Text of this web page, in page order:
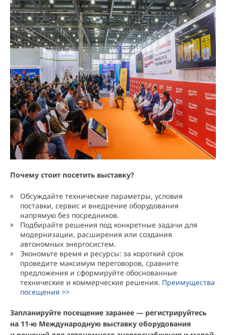
Почему стоит посетить выставку?
Обсуждайте технические параметры, условия
поставки, сервис и внедрение оборудования
напрямую без посредников.
Подбирайте решения под конкретные задачи для
модернизации, расширения или создания
автономных энергосистем.
Экономьте время и ресурсы: за короткий срок
проведите максимум переговоров, сравните
предложения и сформируйте обоснованные
технические и коммерческие решения. Преимущества
посещения >>
Запланируйте посещение заранее — регистрируйтесь
на 11-ю Международную выставку оборудования